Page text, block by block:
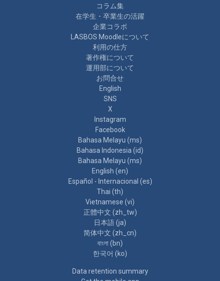
コラム集
在学生・卒業生の活躍
企業コラボ
LASBOS Moodleについて
利用の仕方
著作権について
運用部について
お問合せ
English
SNS
X
Instagram
Facebook
Bahasa Melayu ‎(ms)‎
Bahasa Indonesia ‎(id)‎
Bahasa Melayu ‎(ms)‎
English ‎(en)‎
Español - Internacional ‎(es)‎
Thai ‎(th)‎
Vietnamese ‎(vi)‎
正體中文 ‎(zh_tw)‎
日本語 ‎(ja)‎
简体中文 ‎(zh_cn)‎
বাংলা ‎(bn)‎
한국어 ‎(ko)‎
Data retention summary